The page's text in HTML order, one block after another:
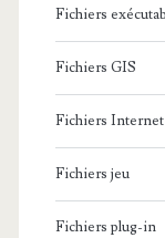
Fichiers
Fichiers GIS
Fichiers Internet
Fichiers jeu
Fichiers plug-in